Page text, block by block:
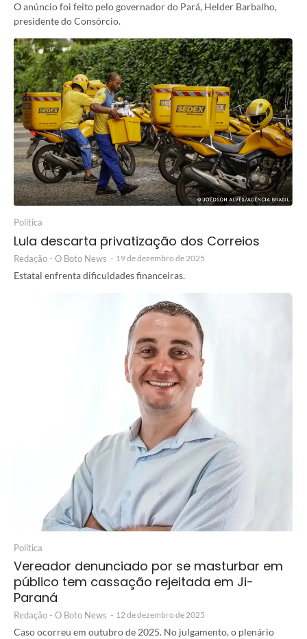
O anúncio foi feito pelo governador do Pará, Helder Barbalho,
presidente do Consórcio.
Política
Lula descarta privatização dos Correios
Redação - O Boto News - 19 de dezembro de 2025
Estatal enfrenta dificuldades financeiras.
Política
Vereador denunciado por se masturbar em
público tem cassação rejeitada em Ji-
Paraná
Redação - O Boto News - 12 de dezembro de 2025
Caso ocorreu em outubro de 2025. No julgamento, o plenário